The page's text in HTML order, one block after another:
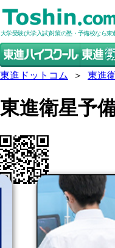
大学受験(大学入試)対策の塾・予備校なら東
東進ドットコム ＞ 東進
東進衛星予